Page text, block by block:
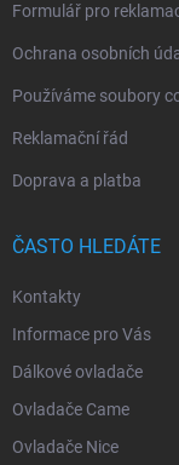
Formulář pro
Ochrana osobních
Používáme soubory
Reklamační řád
Doprava a platba
ČASTO HLEDÁTE
Kontakty
Informace pro Vás
Dálkové ovladače
Ovladače Came
Ovladače Nice